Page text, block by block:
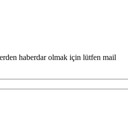
haberdar olmak için lütfen mail